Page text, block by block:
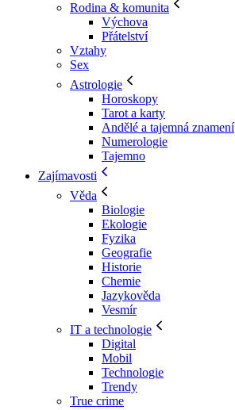
Rodina & komunita
Výchova
Přátelství
Vztahy
Sex
Astrologie
Horoskopy
Tarot a karty
Andělé a tajemná znamení
Numerologie
Tajemno
Zajímavosti
Věda
Biologie
Ekologie
Fyzika
Geografie
Historie
Chemie
Jazykověda
Vesmír
IT a technologie
Digital
Mobil
Technologie
Trendy
True crime